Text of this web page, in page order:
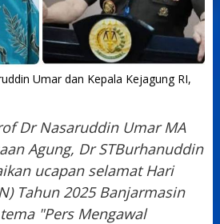
Umar dan Kepala Kejagung RI,
Dr Nasaruddin Umar MA
Agung, Dr STBurhanuddin
ucapan selamat Hari
Tahun 2025 Banjarmasin
"Pers Mengawal